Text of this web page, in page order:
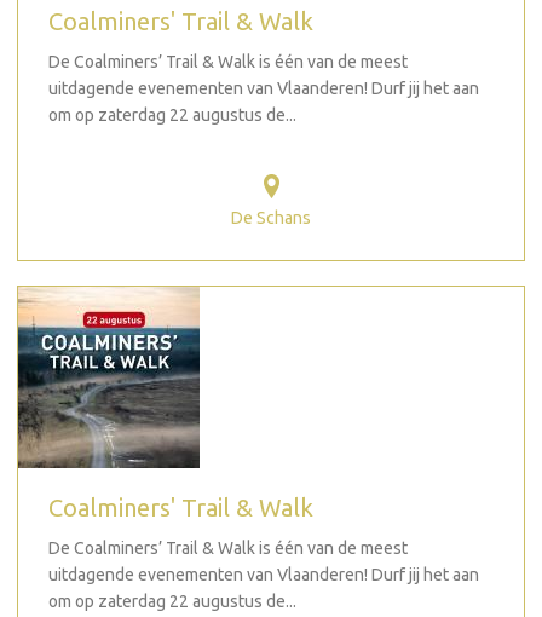
Coalminers' Trail & Walk
De Coalminers’ Trail & Walk is één van de meest
uitdagende evenementen van Vlaanderen! Durf jij het aan
om op zaterdag 22 augustus de...
De Schans
Coalminers' Trail & Walk
De Coalminers’ Trail & Walk is één van de meest
uitdagende evenementen van Vlaanderen! Durf jij het aan
om op zaterdag 22 augustus de...